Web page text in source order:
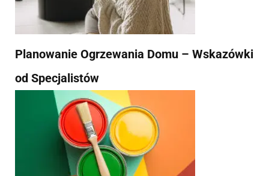
Planowanie Ogrzewania Domu – Wskazówki
od Specjalistów